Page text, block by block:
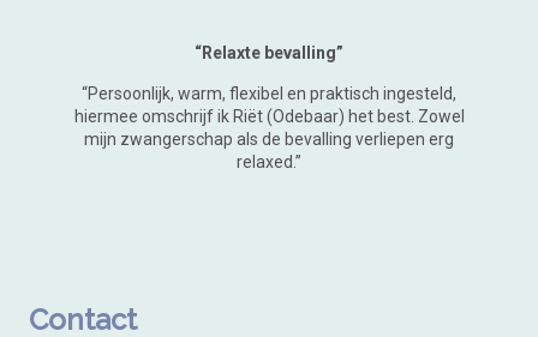
“Relaxte bevalling”
“Persoonlijk, warm, flexibel en praktisch ingesteld,
hiermee omschrijf ik Riët (Odebaar) het best. Zowel
mijn zwangerschap als de bevalling verliepen erg
relaxed.”
Contact